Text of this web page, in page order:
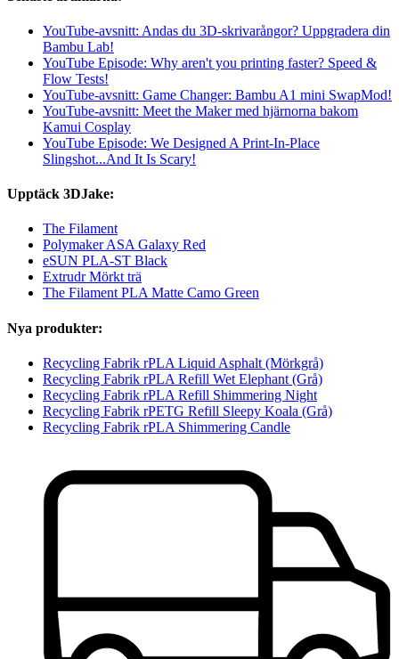
YouTube-avsnitt: Andas du 3D-skrivarångor? Uppgradera din
Bambu Lab!
YouTube Episode: Why aren't you printing faster? Speed &
Flow Tests!
YouTube-avsnitt: Game Changer: Bambu A1 mini SwapMod!
YouTube-avsnitt: Meet the Maker med hjärnorna bakom
Kamui Cosplay
YouTube Episode: We Designed A Print-In-Place
Slingshot...And It Is Scary!
Upptäck 3DJake:
The Filament
Polymaker ASA Galaxy Red
eSUN PLA-ST Black
Extrudr Mörkt trä
The Filament PLA Matte Camo Green
Nya produkter:
Recycling Fabrik rPLA Liquid Asphalt (Mörkgrå)
Recycling Fabrik rPLA Refill Wet Elephant (Grå)
Recycling Fabrik rPLA Refill Shimmering Night
Recycling Fabrik rPETG Refill Sleepy Koala (Grå)
Recycling Fabrik rPLA Shimmering Candle